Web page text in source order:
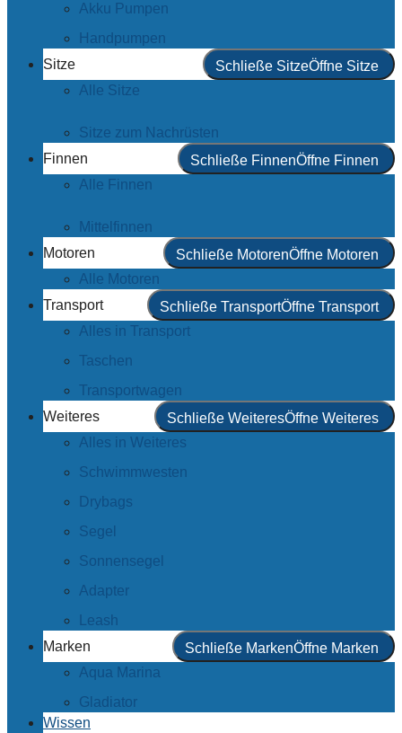
Akku Pumpen
Handpumpen
Sitze
Schließe SitzeÖffne Sitze
Alle Sitze
Sitze zum Nachrüsten
Finnen
Schließe FinnenÖffne Finnen
Alle Finnen
Mittelfinnen
Motoren
Schließe MotorenÖffne Motoren
Alle Motoren
Transport
Schließe TransportÖffne Transport
Alles in Transport
Taschen
Transportwagen
Weiteres
Schließe WeiteresÖffne Weiteres
Alles in Weiteres
Schwimmwesten
Drybags
Segel
Sonnensegel
Adapter
Leash
Marken
Schließe MarkenÖffne Marken
Aqua Marina
Gladiator
Wissen